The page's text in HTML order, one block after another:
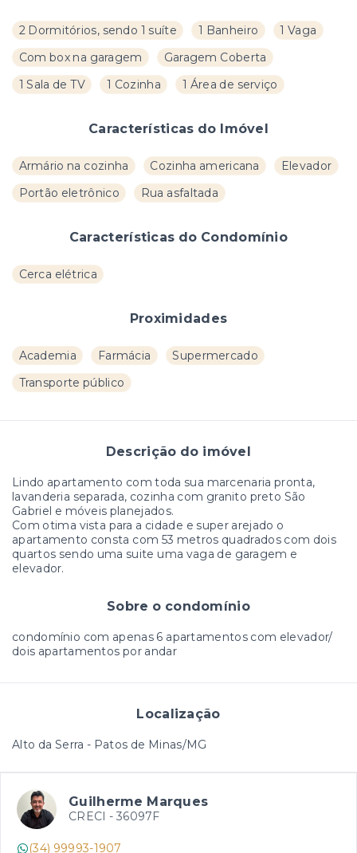
2 Dormitórios, sendo 1 suíte 1 Banheiro
1 Vaga
Com box na garagem
Garagem Coberta
1 Sala de TV
1 Cozinha 1 Área de serviço
Características do Imóvel
Armário na cozinha Cozinha americana
Elevador
Portão eletrônico
Rua asfaltada
Características do Condomínio
Cerca elétrica
Proximidades
Academia Farmácia
Supermercado
Transporte público
Descrição do imóvel
Lindo apartamento com toda sua marcenaria pronta,
lavanderia separada, cozinha com granito preto São
Gabriel e móveis planejados.
Com otima vista para a cidade e super arejado o
apartamento consta com 53 metros quadrados com dois
quartos sendo uma suite uma vaga de garagem e
elevador.
Sobre o condomínio
condomínio com apenas 6 apartamentos com elevador/
dois apartamentos por andar
Localização
Alto da Serra - Patos de Minas/MG
Guilherme Marques
CRECI - 36097F
(34) 99993-1907